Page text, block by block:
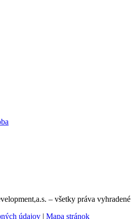
– všetky práva vyhradené
údajov | Mapa stránok